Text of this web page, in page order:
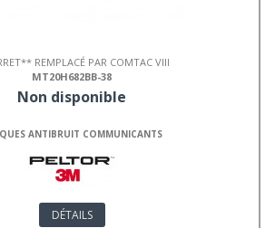
REMPLACÉ PAR COMTAC VIII
MT20H682BB-38
Non disponible
ANTIBRUIT COMMUNICANTS
DÉTAILS